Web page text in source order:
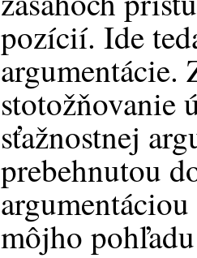
pozícií. Ide
argumentácie.
stotožňovanie
sťažnostnej
prebehnutou
môjho